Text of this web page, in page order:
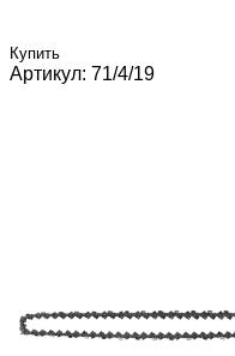
Купить
Артикул: 71/4/19